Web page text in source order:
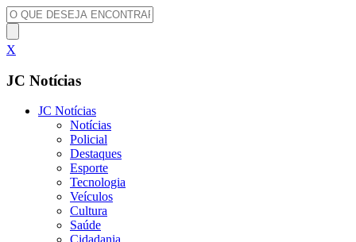
X
JC Notícias
JC Notícias
Notícias
Policial
Destaques
Esporte
Tecnologia
Veículos
Cultura
Saúde